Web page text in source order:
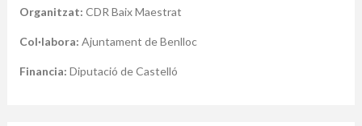
Organitzat: CDR Baix Maestrat
Col·labora: Ajuntament de Benlloc
Financia: Diputació de Castelló